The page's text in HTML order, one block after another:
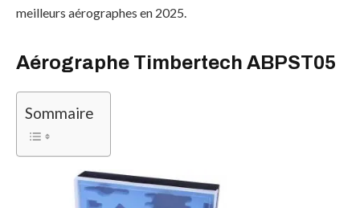
meilleurs aérographes en 2025.
Aérographe Timbertech ABPST05
Sommaire